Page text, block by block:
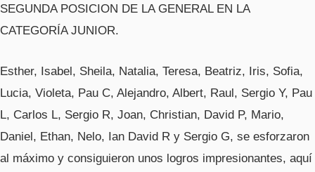
SEGUNDA POSICION DE LA GENERAL EN LA
CATEGORÍA JUNIOR.
Esther, Isabel, Sheila, Natalia, Teresa, Beatriz, Iris, Sofia,
Lucia, Violeta, Pau C, Alejandro, Albert, Raul, Sergio Y, Pau
L, Carlos L, Sergio R, Joan, Christian, David P, Mario,
Daniel, Ethan, Nelo, Ian David R y Sergio G, se esforzaron
al máximo y consiguieron unos logros impresionantes, aquí